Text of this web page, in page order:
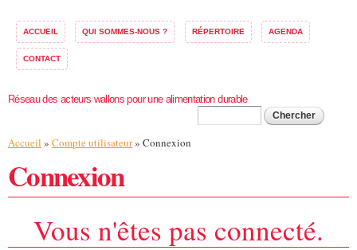
ACCUEIL QUI SOMMES-NOUS ? RÉPERTOIRE AGENDA
CONTACT
Réseau des acteurs wallons pour une alimentation durable
Formulaire de
Vous êtes ici
Accueil » Compte utilisateur» Connexion
Connexion
Vous n'êtes pas connecté.